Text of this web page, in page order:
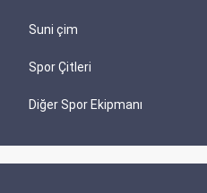
Suni çim
Spor Çitleri
Diğer Spor Ekipmanı